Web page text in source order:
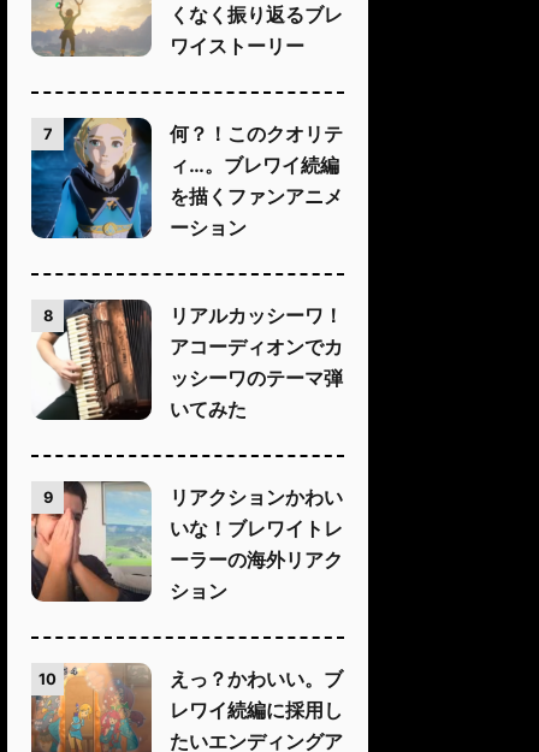
くなく振り返るブレ
ワイストーリー
7
何？！このクオリテ
ィ…。ブレワイ続編
を描くファンアニメ
ーション
8
リアルカッシーワ！
アコーディオンでカ
ッシーワのテーマ弾
いてみた
9
リアクションかわい
いな！ブレワイトレ
ーラーの海外リアク
ション
10
えっ？かわいい。ブ
レワイ続編に採用し
たいエンディングア